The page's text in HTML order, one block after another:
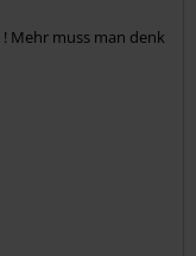
! Mehr muss man denk